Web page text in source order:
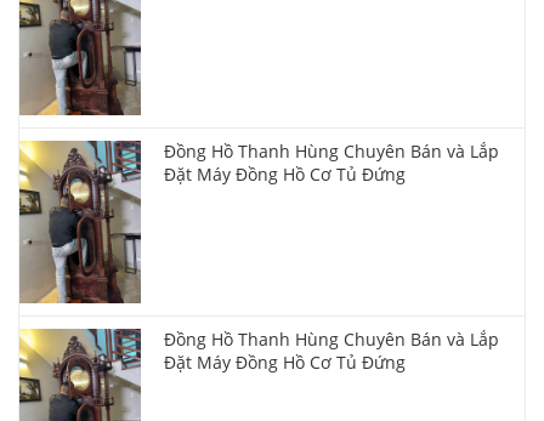
Đồng Hồ Thanh Hùng Chuyên Bán và Lắp
Đặt Máy Đồng Hồ Cơ Tủ Đứng
Đồng Hồ Thanh Hùng Chuyên Bán và Lắp
Đặt Máy Đồng Hồ Cơ Tủ Đứng